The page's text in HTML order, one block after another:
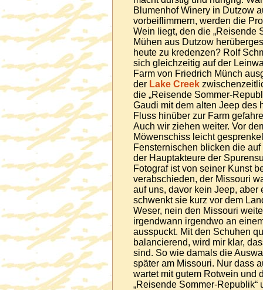
Blumenhof Winery in Dutzow
vorbeiflimmern, werden die
Wein liegt, den die „Reisende
Mühen aus Dutzow
heute zu kredenzen? Rolf
sich gleichzeitig auf der
Farm von Friedrich Münch
der Lake Creek
die „Reisende Sommer-
Gaudi mit dem alten Jeep des
Fluss hinüber zur Farm
Auch wir ziehen weiter. Vor
Möwenschiss leicht
Fensternischen blicken die
der Hauptakteure der
Fotograf ist von seiner Kunst
verabschieden, der Missouri
auf uns, davor kein Jeep, aber
schwenkt sie kurz vor dem
Weser, nein den Missouri
irgendwann irgendwo an
ausspuckt. Mit den Schuhen
balancierend, wird mir klar,
sind. So wie damals die
später am Missouri. Nur dass
wartet mit gutem Rotwein und
„Reisende Sommer-